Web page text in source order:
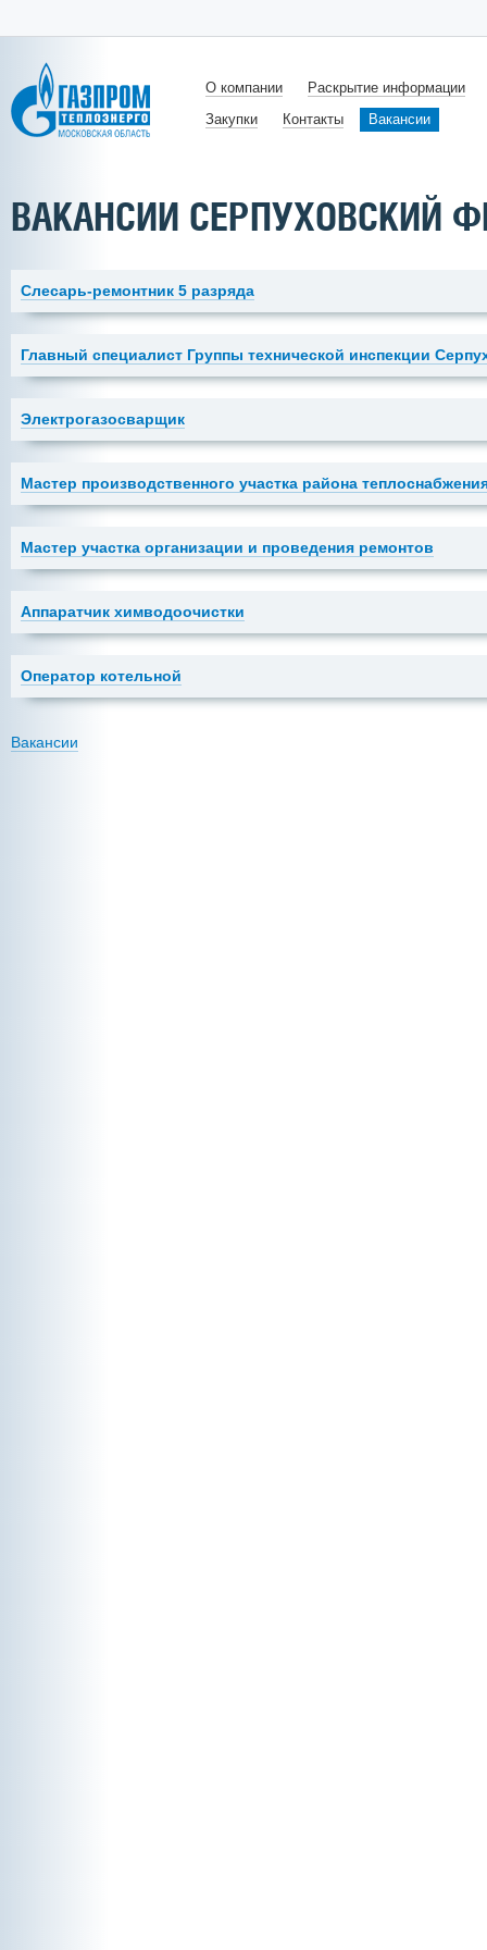
О компании
Раскрытие информации
Закупки
Контакты Вакансии
ВАКАНСИИ СЕРПУХОВСКИЙ
Слесарь-ремонтник 5 разряда
Главный специалист Группы технической инспекции
Электрогазосварщик
Мастер производственного участка района
Мастер участка организации и проведения ремонтов
Аппаратчик химводоочистки
Оператор котельной
Вакансии